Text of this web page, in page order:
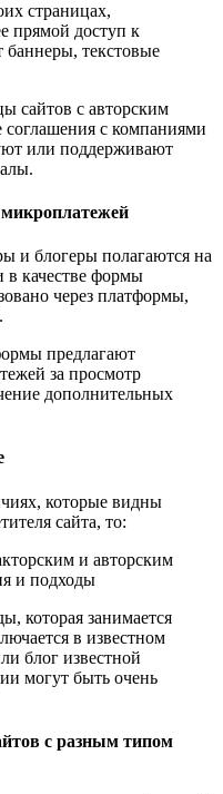
страницах,
прямой доступ к
баннеры, текстовые
сайтов с авторским
соглашения с компаниями
или поддерживают
и блогеры полагаются на
в качестве формы
через платформы,
предлагают
за просмотр
дополнительных
которые видны
сайта, то:
которая занимается
в известном
блог известной
могут быть очень
с разным типом